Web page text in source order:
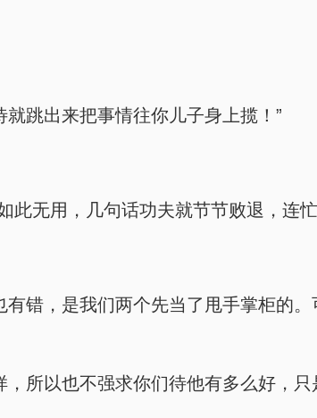
跳出来把事情往你儿子身上揽！”
无用，几句话功夫就节节败退，连忙
错，是我们两个先当了甩手掌柜的
所以也不强求你们待他有多么好，